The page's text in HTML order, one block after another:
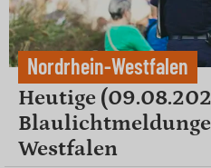
Nordrhein-Westfalen
Heutige
Westfalen